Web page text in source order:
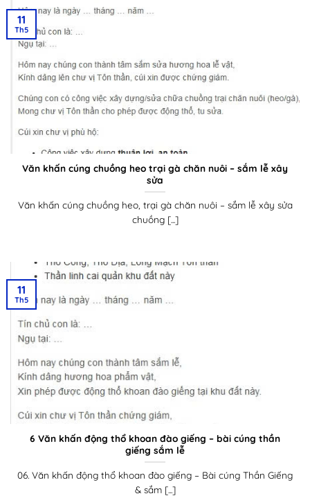
Văn khấn cúng chuồng heo trại gà chăn nuôi – sắm lễ xây
sửa
Văn khấn cúng chuồng heo, trại gà chăn nuôi – sắm lễ xây sửa
chuồng [...]
11
Th5
6 Văn khấn động thổ khoan đào giếng – bài cúng thần
giếng sắm lễ
06. Văn khấn động thổ khoan đào giếng – Bài cúng Thần Giếng
& sắm [...]
11
Th5